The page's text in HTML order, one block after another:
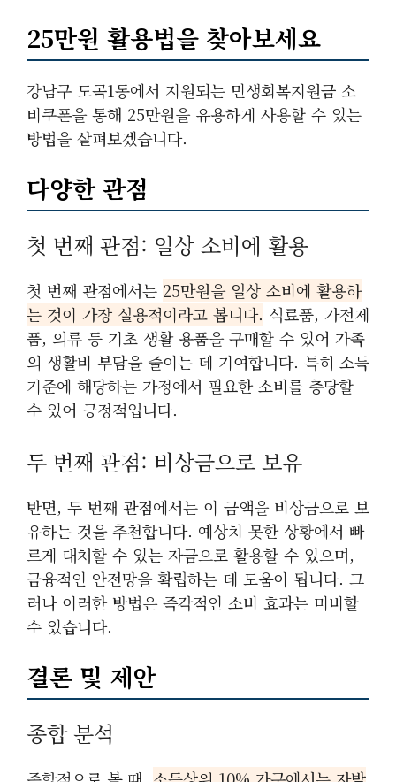
25만원 활용법을 찾아보세요
강남구 도곡1동에서 지원되는 민생회복지원금 소
비쿠폰을 통해 25만원을 유용하게 사용할 수 있는
방법을 살펴보겠습니다.
다양한 관점
첫 번째 관점: 일상 소비에 활용
첫 번째 관점에서는 25만원을 일상 소비에 활용하
는 것이 가장 실용적이라고 봅니다. 식료품, 가전제
품, 의류 등 기초 생활 용품을 구매할 수 있어 가족
의 생활비 부담을 줄이는 데 기여합니다. 특히 소득
기준에 해당하는 가정에서 필요한 소비를 충당할
수 있어 긍정적입니다.
두 번째 관점: 비상금으로 보유
반면, 두 번째 관점에서는 이 금액을 비상금으로 보
유하는 것을 추천합니다. 예상치 못한 상황에서 빠
르게 대처할 수 있는 자금으로 활용할 수 있으며,
금융적인 안전망을 확립하는 데 도움이 됩니다. 그
러나 이러한 방법은 즉각적인 소비 효과는 미비할
수 있습니다.
결론 및 제안
종합 분석